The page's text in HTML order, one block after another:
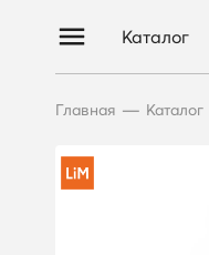
Каталог
Главная — Каталог